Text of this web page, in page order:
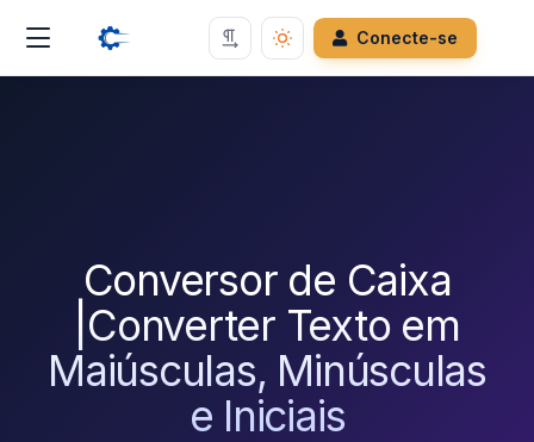
Conecte-se
Conversor de Caixa
|Converter Texto em
Maiúsculas, Minúsculas
e Iniciais